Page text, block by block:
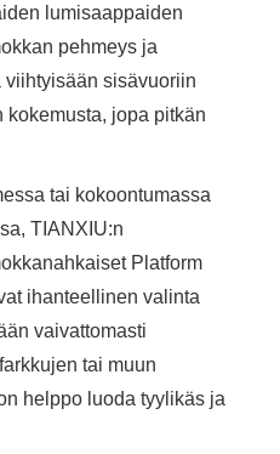
lumisaappaiden
pehmeys ja
viihtyisään sisävuoriin
kokemusta, jopa pitkän
tai kokoontumassa
TIANXIU:n
Platform
ihanteellinen valinta
vaivattomasti
tai muun
helppo luoda tyylikäs ja